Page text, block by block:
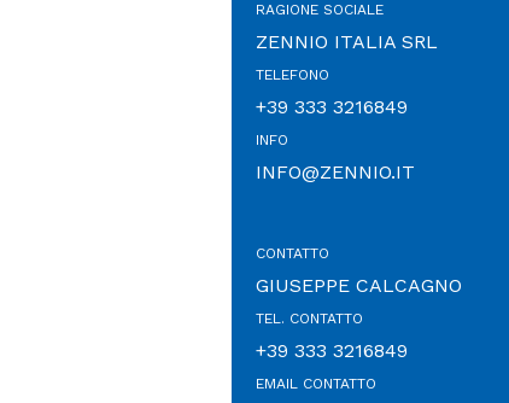
RAGIONE SOCIALE
ZENNIO ITALIA SRL
TELEFONO
+39 333 3216849
INFO
INFO@ZENNIO.IT
CONTATTO
GIUSEPPE CALCAGNO
TEL. CONTATTO
+39 333 3216849
EMAIL CONTATTO